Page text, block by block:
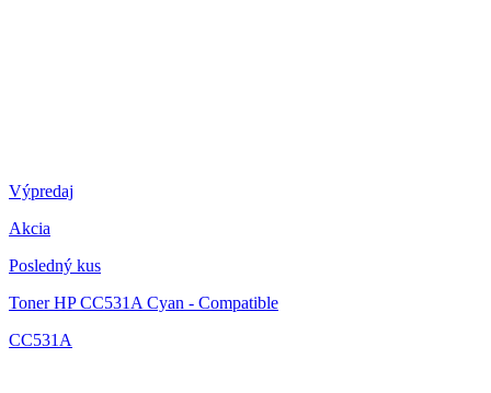
Výpredaj
Akcia
Posledný kus
Toner HP CC531A Cyan - Compatible
CC531A